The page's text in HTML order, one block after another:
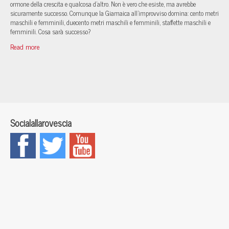
ormone della crescita e qualcosa d’altro. Non è vero che esiste, ma avrebbe
sicuramente successo. Comunque la Giamaica all’improvviso domina: cento metri
maschili e femminili, duecento metri maschili e femminili, staffette maschili e
femminili. Cosa sarà successo?
Read more
Socialallarovescia